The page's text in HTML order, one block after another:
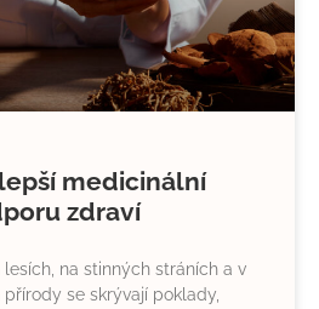
medicinální
zdraví
na stinných stráních a v
se skrývají poklady,